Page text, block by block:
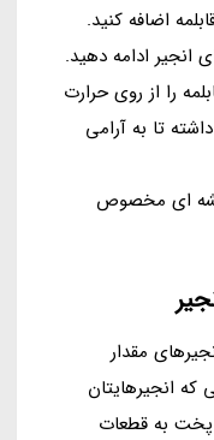
اضافه کنید.
انجیر ادامه دهید.
را از روی حرارت
تا به آرامی
ای مخصوص
مقدار
که انجیرهایتان
پخت به قطعات